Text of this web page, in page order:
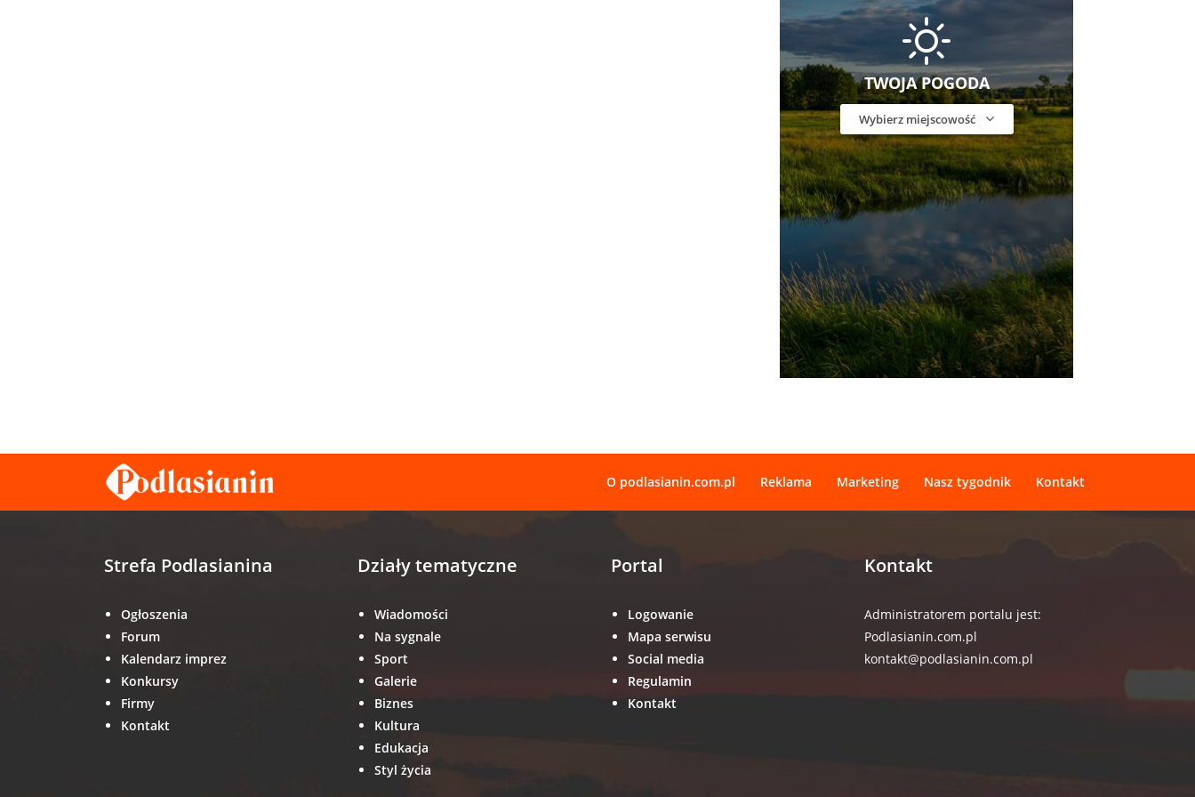
TWOJA POGODA
Wybierz miejscowość
O podlasianin.com.pl Reklama Marketing Nasz tygodnik Kontakt
Strefa Podlasianina
Ogłoszenia
Forum
Kalendarz imprez
Konkursy
Firmy
Kontakt
Działy tematyczne
Wiadomości
Na sygnale
Sport
Galerie
Biznes
Kultura
Edukacja
Styl życia
Portal
Logowanie
Mapa serwisu
Social media
Regulamin
Kontakt
Kontakt
Administratorem portalu jest:
Podlasianin.com.pl
kontakt@podlasianin.com.pl